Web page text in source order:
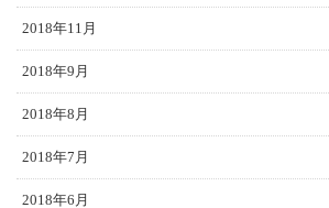
2018年11月
2018年9月
2018年8月
2018年7月
2018年6月